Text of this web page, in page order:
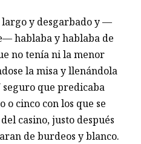
y desgarbado y —
hablaba y hablaba de
no tenía ni la menor
la misa y llenándola
seguro que predicaba
o cinco con los que se
casino, justo después
de burdeos y blanco.